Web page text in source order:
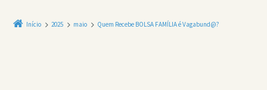
Início 2025 maio Quem Recebe BOLSA FAMÍLIA é Vagabund@?